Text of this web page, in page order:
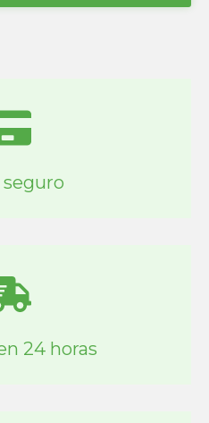
seguro
24 horas